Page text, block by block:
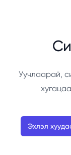
Уучлаарай,
Эхлэл